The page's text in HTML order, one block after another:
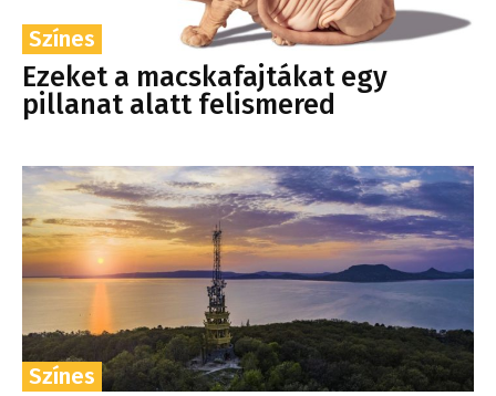
Színes
Ezeket a macskafajtákat egy
pillanat alatt felismered
Színes